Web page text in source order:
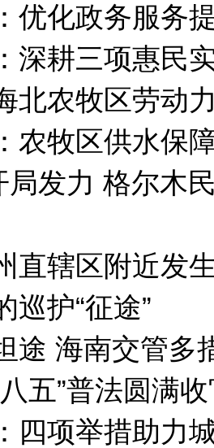
优化政务服务
深耕三项惠民
北农牧区劳动
农牧区供水保
局发力 格尔木
直辖区附近发
巡护“征途”
途 海南交管多
五”普法圆满
四项举措助力